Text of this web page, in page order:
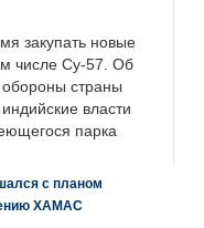
закупать новые
числе Су-57. Об
обороны страны
власти
парка
с планом
ХАМАС